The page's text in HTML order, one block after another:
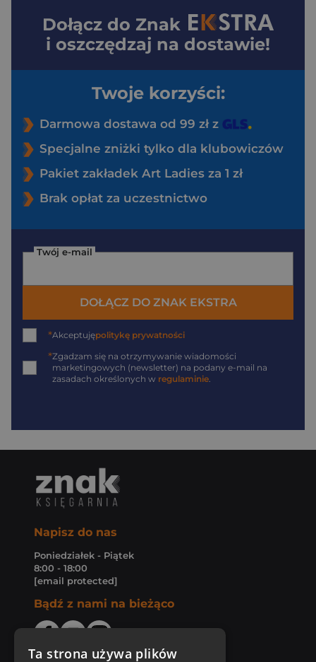
Dołącz do Znak
i oszczędzaj na dostawie!
Twoje korzyści:
Darmowa dostawa od 99 zł z
Specjalne zniżki tylko dla klubowiczów
Pakiet zakładek Art Ladies za 1 zł
Brak opłat za uczestnictwo
Twój e-mail
DOŁĄCZ DO ZNAK EKSTRA
*Akceptujępolitykę prywatności
*Zgadzam się na otrzymywanie wiadomości
marketingowych (newsletter) na podany e-mail na
zasadach określonych w regulaminie.
Napisz do nas
Poniedziałek - Piątek
8:00 - 18:00
[email protected]
Bądź z nami na bieżąco
Ta strona używa plików